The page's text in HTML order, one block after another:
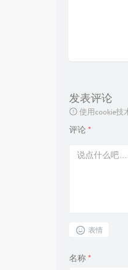
发表评论
使用cookie技
评论 *
表情
名称 *